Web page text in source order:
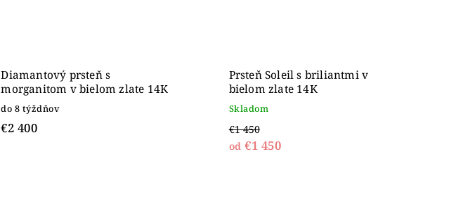
Diamantový prsteň s
morganitom v bielom zlate 14K
do 8 týždňov
€2 400
Prsteň Soleil s briliantmi v
bielom zlate 14K
Skladom
€1 450
od €1 450